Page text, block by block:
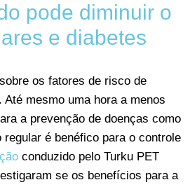
pode diminuir o
e diabetes
os fatores de risco de
mesmo uma hora a menos
a prevenção de doenças como
é benéfico para o controle
conduzido pelo Turku PET
se os benefícios para a